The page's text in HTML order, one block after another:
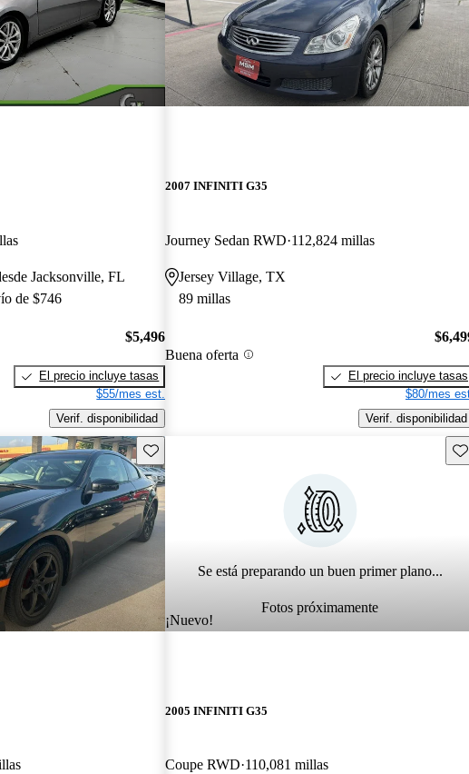
Jacksonville, FL
de $746
$5,496
El precio incluye tasas
$55/mes est.
Verif. disponibilidad
2007 INFINITI G35
Journey Sedan RWD 112,824 millas
Jersey Village, TX
89 millas
Buena oferta
El precio incluye tasas
$80/mes
Verif. disponibilidad
Guarda este Aviso
Se está preparando un buen primer plano...
Fotos próximamente
¡Nuevo!
2005 INFINITI G35
Coupe RWD 110,081 millas